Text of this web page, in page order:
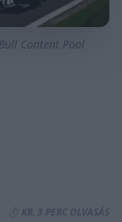
Content Pool
⏱️ KB. 3 PERC OLVASÁS